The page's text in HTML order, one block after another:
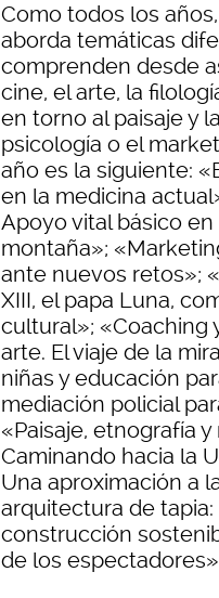
Como todos los
aborda temáticas
comprenden desde
cine, el arte, la
en torno al paisaje y
psicología o el
año es la siguiente:
en la medicina
Apoyo vital básico
montaña»;
ante nuevos retos»;
XIII, el papa Luna,
cultural»; «Coaching
arte. El viaje de la
niñas y educación
mediación policial
«Paisaje, etnografía
Caminando hacia la
Una aproximación a
arquitectura de
construcción
de los